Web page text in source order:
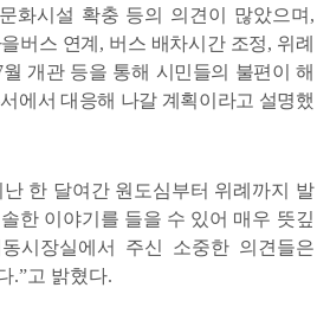
문화시설 확충 등의 의견이 많았으며 ,
버스 연계 , 버스 배차시간 조정, 위례
월 개관 등을 통해 시민들의 불편이 해
에서 대응해 나갈 계획이라고 설명했
난 한 달여간 원도심부터 위례까지 발
한 이야기를 들을 수 있어 매우 뜻깊
동시장실에서 주신 소중한 의견들은
.”고 밝혔다.